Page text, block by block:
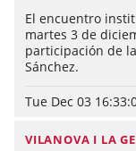
El encuentro
martes 3 de
participación de
Sánchez.
Tue Dec 03
VILANOVA I LA